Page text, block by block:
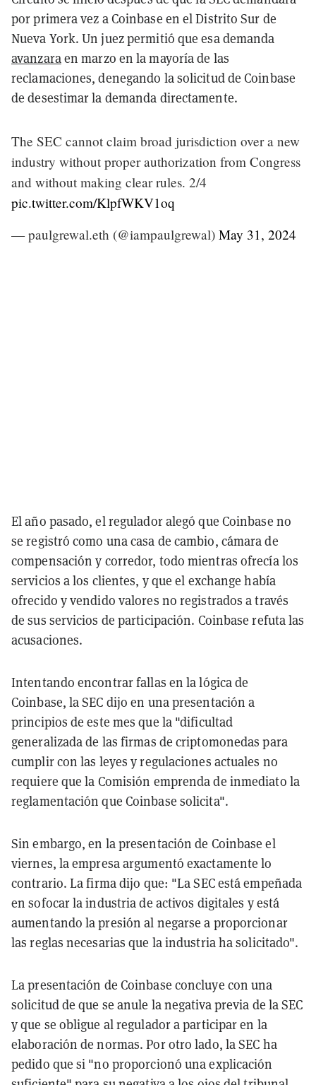
por primera vez a Coinbase en el Distrito Sur de
Nueva York. Un juez permitió que esa demanda
avanzaraen marzo en la mayoría de las
reclamaciones, denegando la solicitud de Coinbase
de desestimar la demanda directamente.
The SEC cannot claim broad jurisdiction over a new
industry without proper authorization from Congress
and without making clear rules. 2/4
pic.twitter.com/KlpfWKV1oq
— paulgrewal.eth (@iampaulgrewal) May 31, 2024
El año pasado, el regulador alegó que Coinbase no
se registró como una casa de cambio, cámara de
compensación y corredor, todo mientras ofrecía los
servicios a los clientes, y que el exchange había
ofrecido y vendido valores no registrados a través
de sus servicios de participación. Coinbase refuta las
acusaciones.
Intentando encontrar fallas en la lógica de
Coinbase, la SEC dijo en una presentación a
principios de este mes que la "dificultad
generalizada de las firmas de criptomonedas para
cumplir con las leyes y regulaciones actuales no
requiere que la Comisión emprenda de inmediato la
reglamentación que Coinbase solicita".
Sin embargo, en la presentación de Coinbase el
viernes, la empresa argumentó exactamente lo
contrario. La firma dijo que: "La SEC está empeñada
en sofocar la industria de activos digitales y está
aumentando la presión al negarse a proporcionar
las reglas necesarias que la industria ha solicitado".
La presentación de Coinbase concluye con una
solicitud de que se anule la negativa previa de la SEC
y que se obligue al regulador a participar en la
elaboración de normas. Por otro lado, la SEC ha
pedido que si "no proporcionó una explicación